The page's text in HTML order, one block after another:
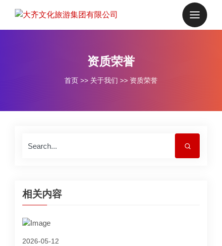
资质荣誉
首页 >> 关于我们 >> 资质荣誉
相关内容
2026-05-12